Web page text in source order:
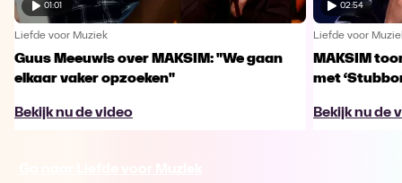
01:01
Liefde voor Muziek
Guus Meeuwis over MAKSIM: "We gaan
elkaar vaker opzoeken"
Bekijk nu de video
02:54
Liefde voor
MAKSIM
met
Bekijk nu de